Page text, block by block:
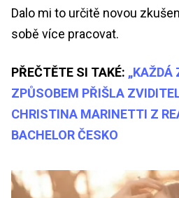
Dalo mi to určitě novou
sobě více pracovat.
PŘEČTĚTE SI TAKÉ: „KAŽDÁ
ZPŮSOBEM PŘIŠLA
CHRISTINA MARINETTI Z
BACHELOR ČESKO